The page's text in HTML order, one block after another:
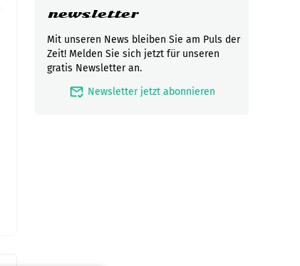
newsletter
Mit unseren News bleiben Sie am Puls der
Zeit! Melden Sie sich jetzt für unseren
gratis Newsletter an.
mark_email_read Newsletter jetzt abonnieren